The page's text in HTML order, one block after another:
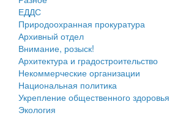
Сельские поселения
ЕДДС
Природоохранная прокуратура
Архивный отдел
Внимание, розыск!
Архитектура и градостроительство
Некоммерческие организации
Национальная политика
Укрепление общественного здоровья
Экология